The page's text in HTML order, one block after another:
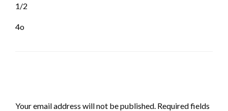
1/2
4o
Your email address will not be published. Required fields